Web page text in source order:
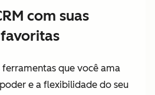
com suas
ferramentas que você ama
e a flexibilidade do seu